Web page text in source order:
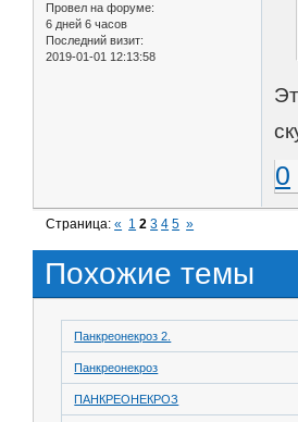
Провел на форуме:
6 дней 6 часов
Последний визит:
2019-01-01 12:13:58
0
Страница:« 1 2 3 4 5 »
Похожие темы
Панкреонекроз 2.
Панкреонекроз
ПАНКРЕОНЕКРОЗ